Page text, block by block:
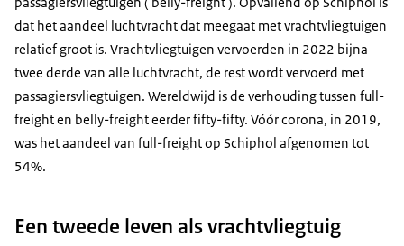
dat het aandeel luchtvracht dat meegaat met vrachtvliegtuigen
relatief groot is. Vrachtvliegtuigen vervoerden in 2022 bijna
twee derde van alle luchtvracht, de rest wordt vervoerd met
passagiersvliegtuigen. Wereldwijd is de verhouding tussen full-
freight en belly-freight eerder fifty-fifty. Vóór corona, in 2019,
was het aandeel van full-freight op Schiphol afgenomen tot
54%.
Een tweede leven als vrachtvliegtuig